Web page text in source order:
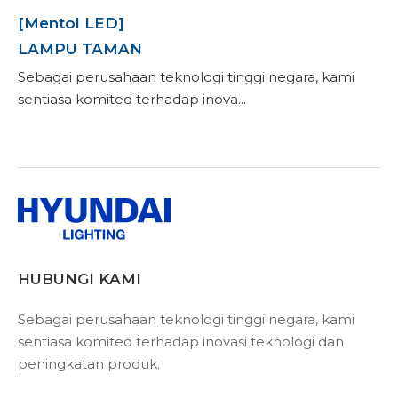
[Mentol LED]
LAMPU TAMAN
Sebagai perusahaan teknologi tinggi negara, kami
sentiasa komited terhadap inova...
HUBUNGI KAMI
Sebagai perusahaan teknologi tinggi negara, kami
sentiasa komited terhadap inovasi teknologi dan
peningkatan produk.